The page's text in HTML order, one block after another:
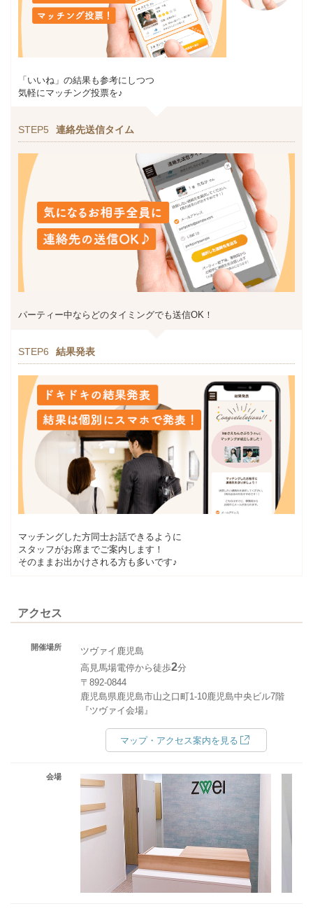
「いいね」の結果も参考にしつつ
気軽にマッチング投票を♪
STEP5 連絡先送信タイム
パーティー中ならどのタイミングでも送信OK！
STEP6 結果発表
マッチングした方同士お話できるように
スタッフがお席までご案内します！
そのままお出かけされる方も多いです♪
アクセス
開催場所
ツヴァイ鹿児島
高見馬場電停から徒歩2分
〒892-0844
鹿児島県鹿児島市山之口町1-10鹿児島中央ビル7階
『ツヴァイ会場』
マップ・アクセス案内を見る
会場